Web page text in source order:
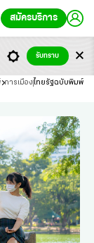
สมัครบริการ
การเมือง ไทยรัฐฉบับพิมพ์
รับทราบ